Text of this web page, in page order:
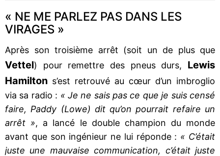
« NE ME PARLEZ PAS DANS LES
VIRAGES »
Après son troisième arrêt (soit un de plus que
Vettel) pour remettre des pneus durs, Lewis
Hamilton s’est retrouvé au cœur d’un imbroglio
via sa radio : « Je ne sais pas ce que je suis censé
faire, Paddy (Lowe) dit qu’on pourrait refaire un
arrêt », a lancé le double champion du monde
avant que son ingénieur ne lui réponde : « C’était
juste une mauvaise communication, c’était juste